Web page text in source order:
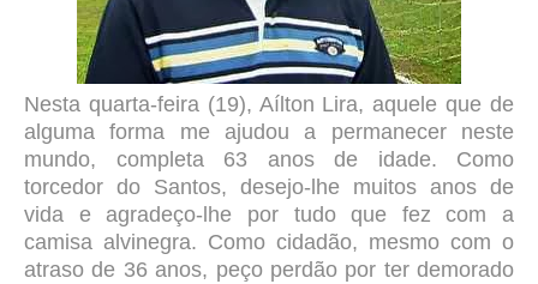
Nesta quarta-feira (19), Aílton Lira, aquele que de
alguma forma me ajudou a permanecer neste
mundo, completa 63 anos de idade. Como
torcedor do Santos, desejo-lhe muitos anos de
vida e agradeço-lhe por tudo que fez com a
camisa alvinegra. Como cidadão, mesmo com o
atraso de 36 anos, peço perdão por ter demorado